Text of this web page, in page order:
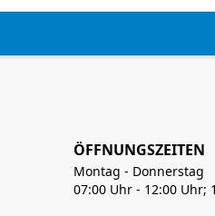
ÖFFNUNGSZEITEN
Montag - Donnerstag
07:00 Uhr - 12:00 Uhr;